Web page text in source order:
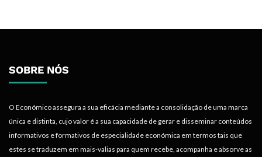
SOBRE NÓS
O Económico assegura a sua eficácia mediante a consolidação de uma marca
única e distinta, cujo valor é a sua capacidade de gerar e disseminar conteúdos
informativos e formativos de especialidade económica em termos tais que
estes se traduzem em mais-valias para quem recebe, acompanha e absorve as